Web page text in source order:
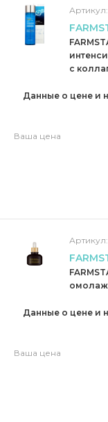
Артикул:
с
Данные о цене и
Ваша цена
Артикул:
Данные о цене и
Ваша цена